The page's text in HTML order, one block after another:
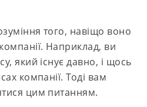
того, навіщо воно
Наприклад, ви
який існує давно, і щось
компанії. Тоді вам
цим питанням.